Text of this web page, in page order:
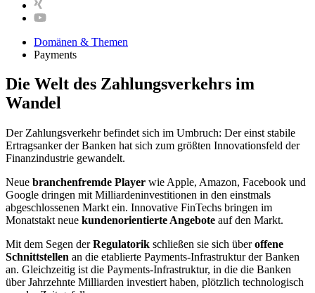
Domänen & Themen
Payments
Die Welt des Zahlungsverkehrs im
Wandel
Der Zahlungsverkehr befindet sich im Umbruch: Der einst stabile
Ertragsanker der Banken hat sich zum größten Innovationsfeld der
Finanzindustrie gewandelt.
Neue branchenfremde Player wie Apple, Amazon, Facebook und
Google dringen mit Milliardeninvestitionen in den einstmals
abgeschlossenen Markt ein. Innovative FinTechs bringen im
Monatstakt neue kundenorientierte Angebote auf den Markt.
Mit dem Segen derRegulatorik schließen sie sich überoffene
Schnittstellen an die etablierte Payments-​Infrastruktur der Banken
an. Gleichzeitig ist die Payments-​Infrastruktur, in die die Banken
über Jahrzehnte Milliarden investiert haben, plötzlich technologisch